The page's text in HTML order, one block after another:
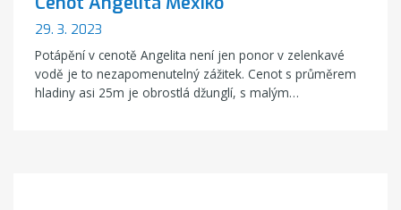
29. 3. 2023
Potápění v cenotě Angelita není jen ponor v zelenkavé
vodě je to nezapomenutelný zážitek. Cenot s průměrem
hladiny asi 25m je obrostlá džunglí, s malým…